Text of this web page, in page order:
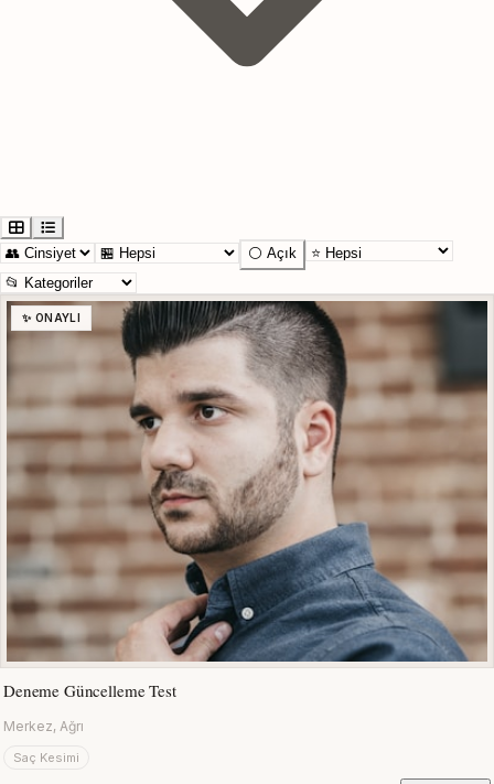
⚪ Açık
✨ ONAYLI
Deneme Güncelleme Test
Merkez, Ağrı
Saç Kesimi